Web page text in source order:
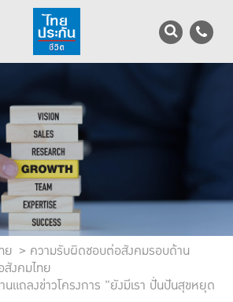
TH EN
ต
ย
ความรับผิดชอบต่อสังคมรอบด้าน
สังคมไทย
นแถลงข่าวโครงการ "ยังมีเรา ปั่นปันสุขหยุด